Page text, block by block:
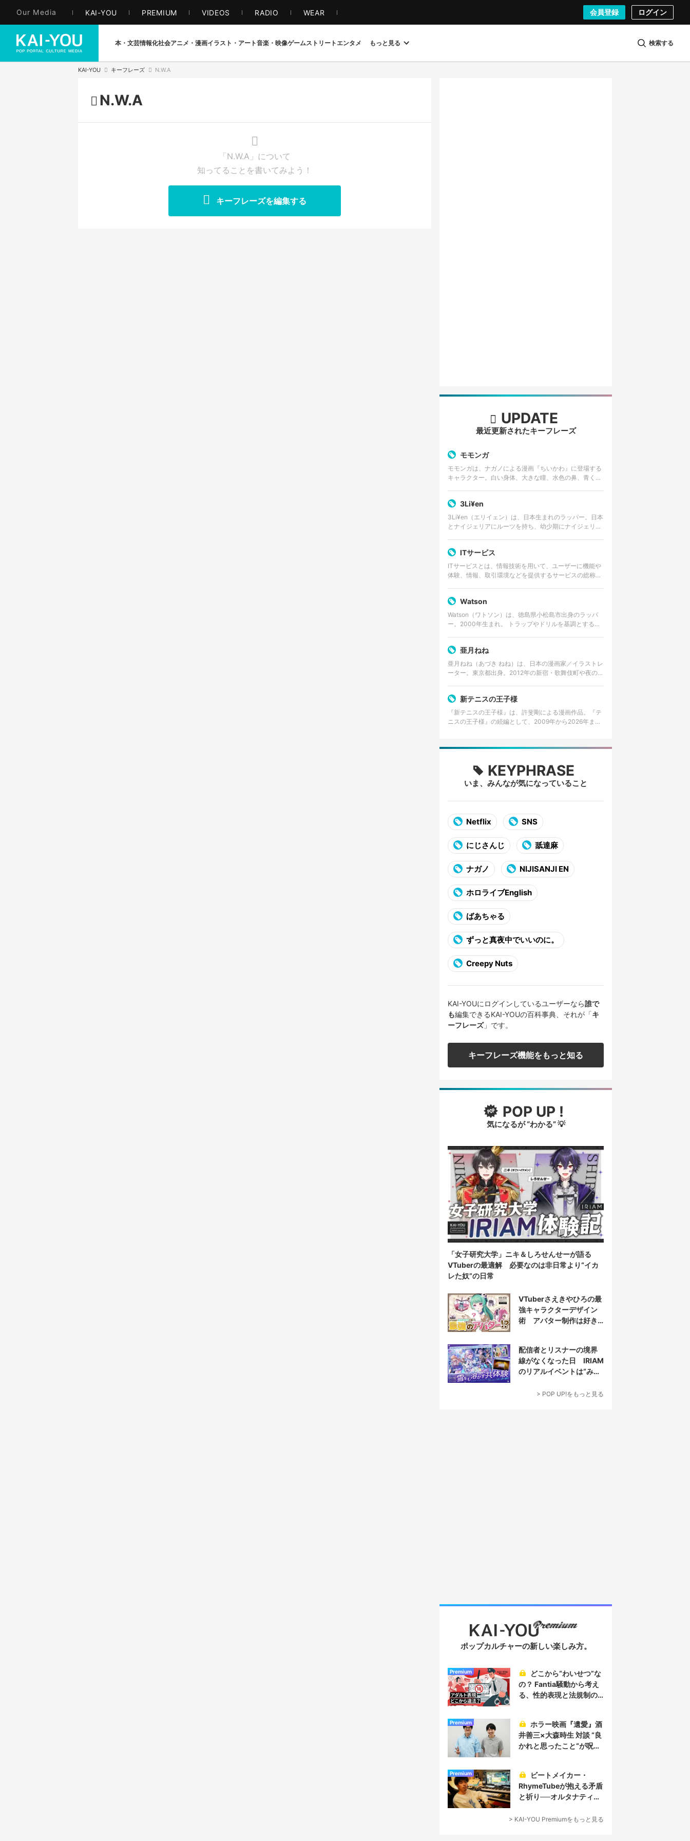
Our Media KAI-YOU PREMIUM VIDEOS RADIO WEAR 会員登録 ログイン
本・文芸情報化社会アニメ・漫画イラスト・アート音楽・映像ゲームストリート エンタメ もっと見る 検索する
KAI-YOU キーフレーズ N.W.A
N.W.A
「N.W.A」について
知ってることを書いてみよう！
キーフレーズを編集する
UPDATE
最近更新されたキーフレーズ
モモンガ
モモンガは、ナガノによる漫画『ちいかわ』に登場する
キャラクター。白い身体、大きな瞳、水色の鼻、青くふ
3Li¥en
3Li¥en（エリイェン）は、日本生まれのラッパー。日本
とナイジェリアにルーツを持ち、幼少期にナイジェリ
ITサービス
ITサービスとは、情報技術を用いて、ユーザーに機能や
体験、情報、取引環境などを提供するサービスの総称。
Watson
Watson（ワトソン）は、徳島県小松島市出身のラッパ
ー。2000年生まれ。 トラップやドリルを基調とするビ
亜月ねね
亜月ねね（あづき ねね）は、日本の漫画家／イラストレ
ーター。東京都出身。2012年の新宿・歌舞伎町や夜の世
新テニスの王子様
『新テニスの王子様』は、許斐剛による漫画作品。『テ
ニスの王子様』の続編として、2009年から2026年まで
KEYPHRASE
いま、みんなが気になっていること
Netflix SNS
にじさんじ 舐達麻
ナガノ NIJISANJI EN
ホロライブEnglish
ばあちゃる
ずっと真夜中でいいのに。
Creepy Nuts
KAI-YOUにログインしているユーザーなら誰で
も編集できるKAI-YOUの百科事典、それが「キ
ーフレーズ」です。
キーフレーズ機能をもっと知る
POP UP !
気になるが “わかる” 💡
「女子研究大学」ニキ＆しろせんせーが語る
VTuberの最適解 必要なのは非日常より“イカ
レた奴”の日常
VTuberさえきやひろの最
強キャラクターデザイン
術 アバター制作は好き
配信者とリスナーの境界
線がなくなった日 IRIAM
のリアルイベントは“みん
> POP UP!をもっと見る
ポップカルチャーの新しい楽しみ方。
Premium
の？ Fantia騒動から考え
る、性的表現と法規制の
Premium
井善三×大森時生 対談 “良
かれと思ったこと“が呪い
Premium
RhymeTubeが抱える矛盾
と祈り──オルタナティブ
ューサー論
> KAI-YOU Premiumをもっと見る